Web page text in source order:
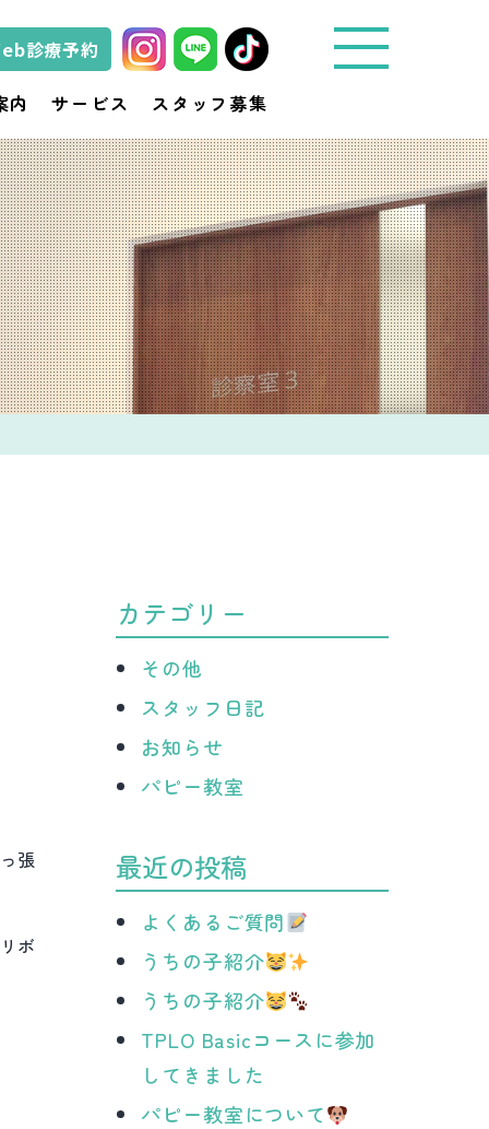
診療予約
内 サービス スタッフ募集
動
物
医
療
セ
ン
タ
ー
き
動
張
ボ
カテゴリー
その他
スタッフ日記
お知らせ
パピー教室
最近の投稿
よくあるご質問
うちの子紹介
うちの子紹介
TPLO Basicコースに参加
してきました
パピー教室について